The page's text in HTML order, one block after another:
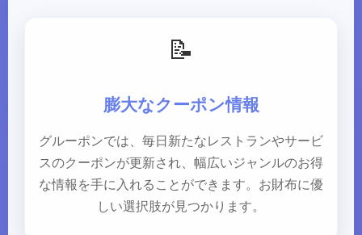
📝
膨大なクーポン情報
グルーポンでは、毎日新たなレストランやサービ
スのクーポンが更新され、幅広いジャンルのお得
な情報を手に入れることができます。お財布に優
しい選択肢が見つかります。